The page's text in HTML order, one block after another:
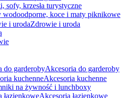
sofy, krzesła turystyczne
wodoodporne, koce i maty piknikowe
Zdrowie i uroda
Akcesoria do garderoby
Akcesoria kuchenne
na żywność i lunchboxy
Akcesoria łazienkowe